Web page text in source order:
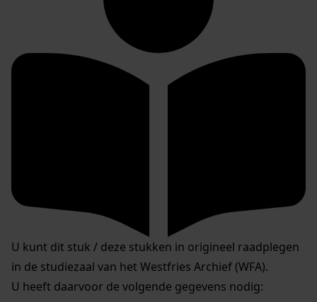
U kunt dit stuk / deze stukken in origineel raadplegen
in de studiezaal van het Westfries Archief (WFA).
U heeft daarvoor de volgende gegevens nodig: